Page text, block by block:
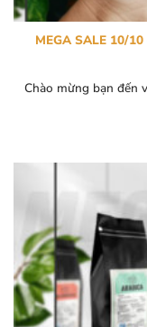
MEGA SALE 10/
Chào mừng bạn đến